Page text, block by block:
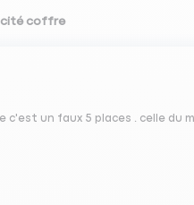
coffre
c'est un faux 5 places . celle du